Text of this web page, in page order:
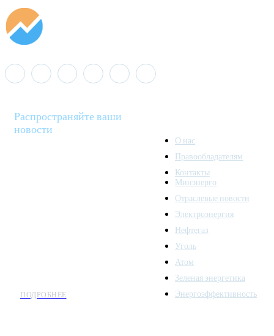
Распространяйте ваши
новости
ПОДРОБНЕЕ
О нас
Правообладателям
Контакты
Минэнерго
Отраслевые новости
Электроэнергия
Нефтегаз
Уголь
Атом
Зеленая энергетика
Энергоэффективность